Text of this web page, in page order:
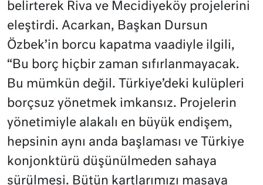
belirterek Riva ve Mecidiyeköy projelerini
eleştirdi. Acarkan, Başkan Dursun
Özbek’in borcu kapatma vaadiyle ilgili,
“Bu borç hiçbir zaman sıfırlanmayacak.
Bu mümkün değil. Türkiye’deki kulüpleri
borçsuz yönetmek imkansız. Projelerin
yönetimiyle alakalı en büyük endişem,
hepsinin aynı anda başlaması ve Türkiye
konjonktürü düşünülmeden sahaya
sürülmesi. Bütün kartlarımızı masaya